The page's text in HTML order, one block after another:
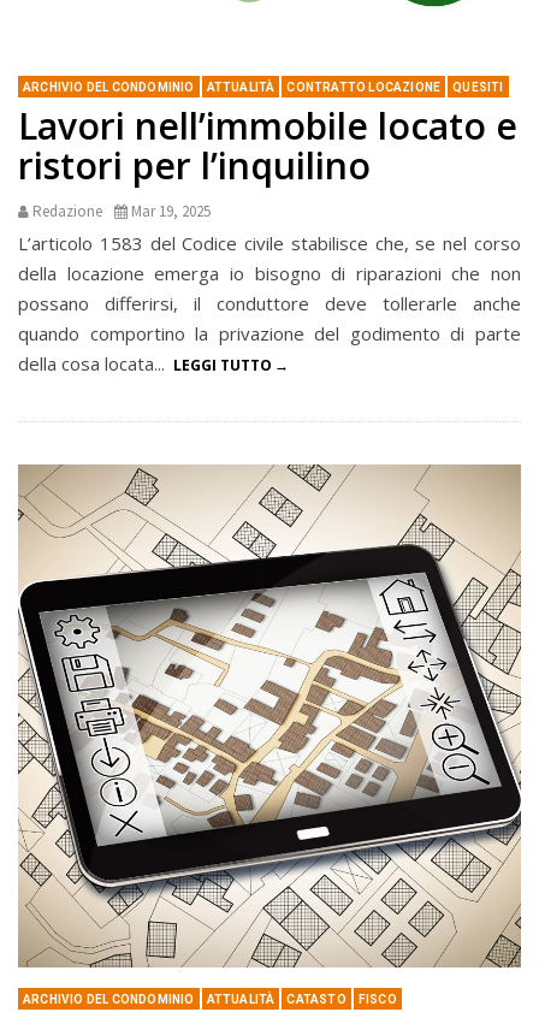
ARCHIVIO DEL CONDOMINIO ATTUALITÀ CONTRATTO LOCAZIONE QUESITI
Lavori nell’immobile locato e
ristori per l’inquilino
Redazione Mar 19, 2025
L’articolo 1583 del Codice civile stabilisce che, se nel corso
della locazione emerga io bisogno di riparazioni che non
possano differirsi, il conduttore deve tollerarle anche
quando comportino la privazione del godimento di parte
della cosa locata... LEGGI TUTTO
ARCHIVIO DEL CONDOMINIO ATTUALITÀ CATASTO FISCO